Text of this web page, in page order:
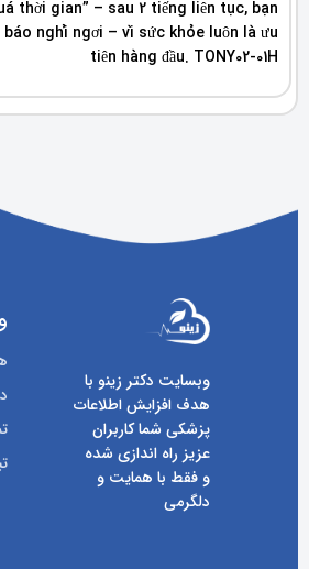
thời gian” – sau 2 tiếng liên tục, bạn
báo nghỉ ngơi – vì sức khỏe luôn là ưu
tiên hàng đầu. TONY02-01H
وبسایت دکتر زینو با
هدف افزایش اطلاعات
پزشکی شما کاربران
عزیز راه اندازی شده
و فقط با همایت و
دلگرمی